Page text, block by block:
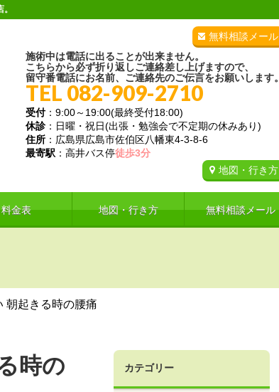
無料相談メール
施術中は電話に出ることが出来ません。
こちらから必ず折り返しご連絡差し上げますので、
留守番電話にお名前、ご連絡先のご伝言をお願いします。
TEL 082-909-2710
受付：9:00～19:00(最終受付18:00)
休診：日曜・祝日(出張・勉強会で不定期の休みあり)
住所 ：広島県広島市佐伯区八幡東4-3-8-6
最寄駅 ：高井バス停徒歩3分
地図・行き方
料金表 地図・行き方 無料相談メール
朝起きる時の腰痛
時の
カテゴリー